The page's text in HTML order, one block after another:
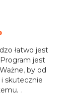
łatwo jest
jest
by od
skutecznie
.